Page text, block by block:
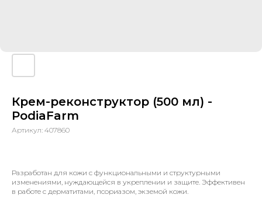
Крем-реконструктор (500 мл) -
PodiaFarm
Артикул: 407860
Разработан для кожи с функциональными и структурными
изменениями, нуждающейся в укреплении и защите. Эффективен
в работе с дерматитами, псориазом, экземой кожи.